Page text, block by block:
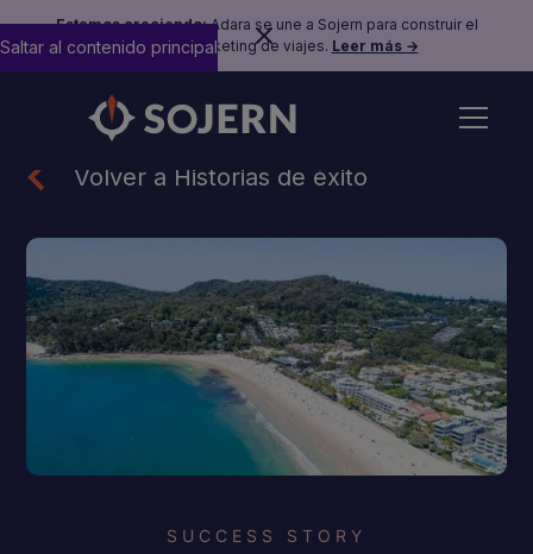
Estamos creciendo:Adara se une a Sojern para construir el
futuro del marketing de viajes. Leer más →
Saltar al contenido principal
Volver a Historias de éxito
SUCCESS STORY